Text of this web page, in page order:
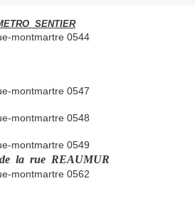
SENTIER
la rue REAUMUR